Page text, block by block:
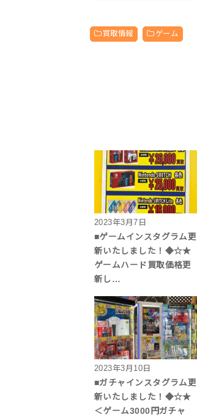
買取情報 ゲーム
2023年3月7日
■ゲームインスタグラム更
新いたしました！◆☆★
ゲームハード買取価格更
新し…
2023年3月10日
■ガチャインスタグラム更
新いたしました！◆☆★
＜ゲーム3000円ガチャ